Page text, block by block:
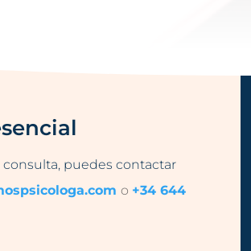
puedes contactar
o +34 644